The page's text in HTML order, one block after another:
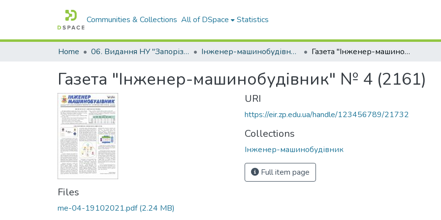
Communities & Collections All of DSpace Statistics
Home 06. Видання НУ "Запорізька політехніка" Інженер-машинобудівник Газета "Інженер-машинобудівник" № 4 (2161)
Газета "Інженер-машинобудівник" № 4 (2161)
Files
me-04-19102021.pdf(2.24 MB)
URI
https://eir.zp.edu.ua/handle/123456789/21732
Collections
Інженер-машинобудівник
Full item page